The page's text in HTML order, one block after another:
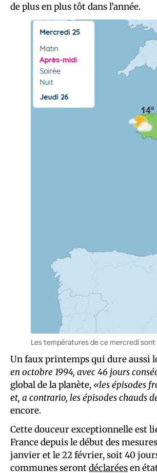
de plus en plus tôt dans l’année.
Les températures de ce mercredi
Un faux printemps qui dure aussi
en octobre 1994, avec 46 jours
global de la planète, «les épisodes
et, a contrario, les épisodes chauds
encore.
Cette douceur exceptionnelle est
France depuis le début des
janvier et le 22 février, soit 40
communes serontdéclaréesen